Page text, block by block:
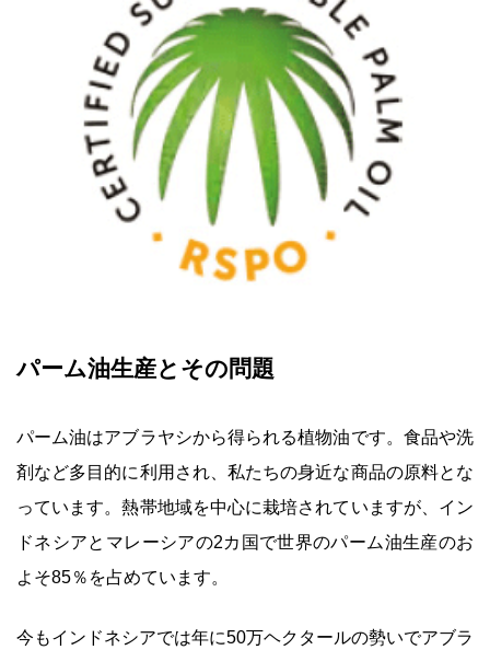
パーム油生産とその問題
パーム油はアブラヤシから得られる植物油です。食品や洗
剤など多目的に利用され、私たちの身近な商品の原料とな
っています。熱帯地域を中心に栽培されていますが、イン
ドネシアとマレーシアの2カ国で世界のパーム油生産のお
よそ85％を占めています。
今もインドネシアでは年に50万ヘクタールの勢いでアブラ